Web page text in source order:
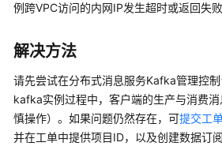
入
用
户
指
例跨VPC访问的内网IP发生超时或返回失
解决方法
请先尝试在分布式消息服务Kafka管理控
kafka实例过程中，客户端的生产与消费
慎操作）。如果问题仍然存在，可提交工
并在工单中提供项目ID，以及创建数据订